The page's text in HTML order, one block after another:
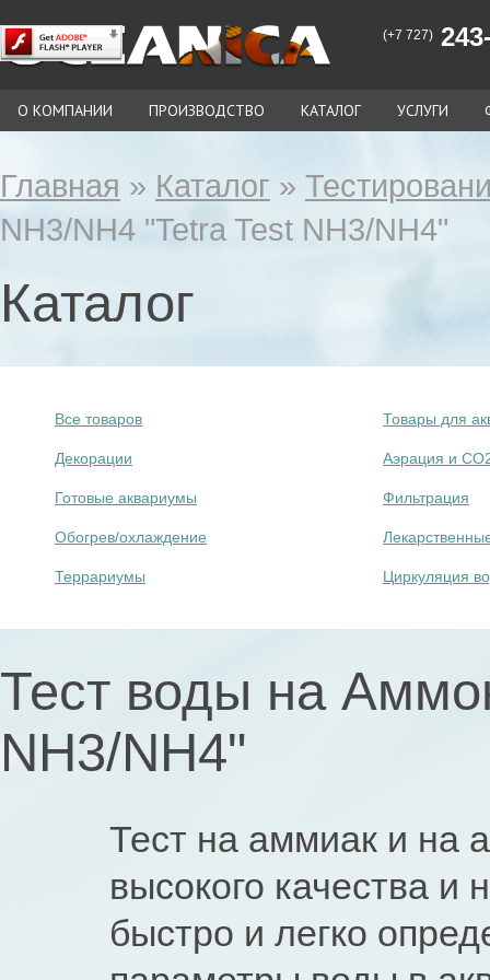
(+7 727)
О КОМПАНИИ ПРОИЗВОДСТВО КАТАЛОГ УСЛУГИ
Главная » Каталог »
NH3/NH4 "Tetra Test NH3/NH4"
Каталог
Все товаров Товары для
Декорации Аэрация и
Готовые аквариумы Фильтрация
Обогрев/охлаждение
Террариумы Циркуляция
Тест воды на
NH3/NH4"
Тест на аммиак и на
высокого качества
быстро и легко